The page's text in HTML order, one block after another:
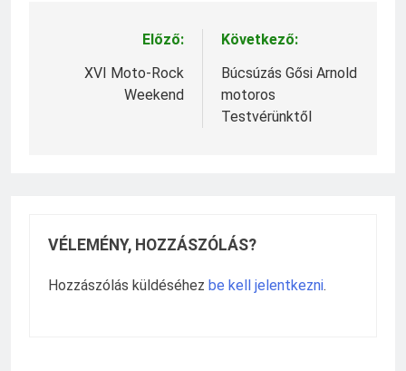
Bejegyzés
navigáció
Előző:
XVI Moto-Rock
Weekend
Következő:
Búcsúzás Gősi Arnold
motoros
Testvérünktől
VÉLEMÉNY, HOZZÁSZÓLÁS?
Hozzászólás küldéséhez be kell jelentkezni.